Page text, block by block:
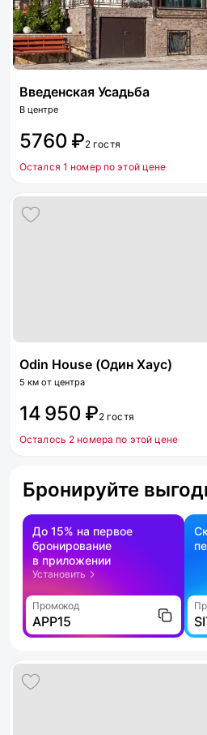
Введенская Усадьба
В центре
5760 ₽2 гостя
Остался 1 номер по этой цене
Odin House (Один Хаус)
5 км от центра
14 950 ₽2 гостя
Осталось 2 номера по этой цене
Бронируйте
До 15% на первое
бронирование
в приложении
Установить
Промокод
APP15